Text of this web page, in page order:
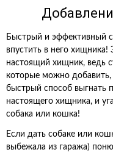
Быстрый и эффективный
впустить в него
настоящий хищник, ведь
которые можно добавить,
быстрый способ выгнать
настоящего хищника, и
собака или кошка!
Если дать собаке или
выбежала из гаража)